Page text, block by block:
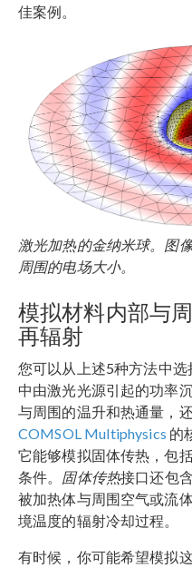
佳案例。
激光加热的金纳米球。图
周围的电场大小。
模拟材料内部与
再辐射
您可以从上述5种方法中
中由激光光源引起的功率
与周围的温升和热通量，
COMSOL Multiphysics 的
它能够模拟固体传热，包
条件。 固体传热接口还包
被加热体与周围空气或流
境温度的辐射冷却过程。
有时候，你可能希望模拟